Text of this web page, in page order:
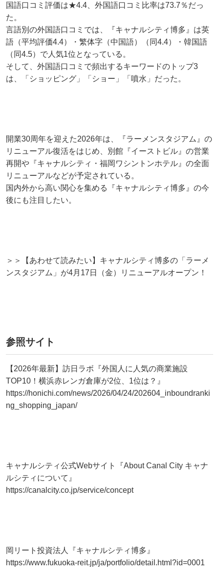
国語口コミ評価は★4.4、外国語口コミ比率は73.7％だっ
た。
言語別の外国語口コミでは、『キャナルシティ博多』は英
語（平均評価4.4）・繁体字（中国語）（同4.4）・韓国語
（同4.5）で人気1位となっている。
そして、外国語口コミで頻出するキーワードのトップ3
は、「ショッピング」「ショー」「噴水」だった。
開業30周年を迎えた2026年は、『ラーメンスタジアム』の
リニューアル復活をはじめ、別館『イーストビル』の営業
再開や『キャナルシティ・福岡ワシントンホテル』の全面
リニューアルなどが予定されている。
国内外から高い関心を集める『キャナルシティ博多』の今
後にも注目したい。
＞＞【あわせて読みたい】キャナルシティ博多の「ラーメ
ンスタジアム」が4月17日（金）リニューアルオープン！
参照サイト
【2026年最新】訪日ラボ『外国人に人気の商業施設
TOP10！横浜赤レンガ倉庫が2位、1位は？』
https://honichi.com/news/2026/04/24/202604_inboundranki
ng_shopping_japan/
キャナルシティ公式Webサイト『About Canal City キャナ
ルシティについて』
https://canalcity.co.jp/service/concept
岡リート投資法人『キャナルシティ博多』
https://www.fukuoka-reit.jp/ja/portfolio/detail.html?id=0001